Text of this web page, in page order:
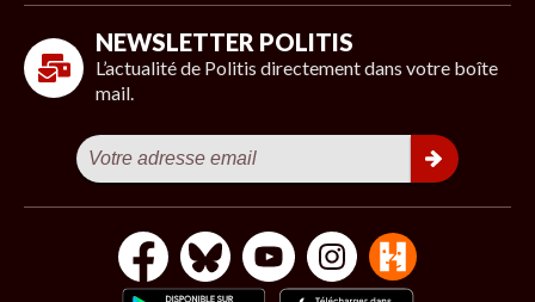
NEWSLETTER POLITIS
L’actualité de Politis directement dans votre boîte
mail.